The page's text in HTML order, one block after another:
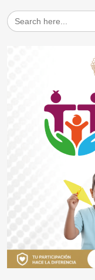
Search
for: